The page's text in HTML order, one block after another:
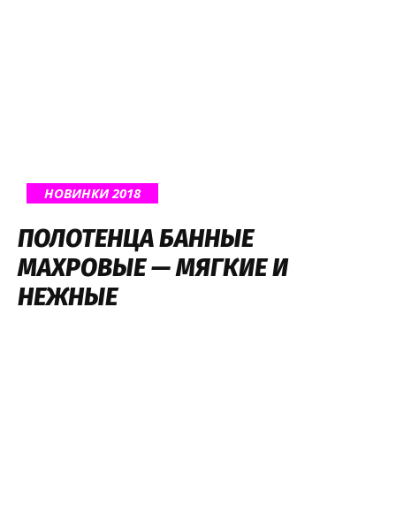
НОВИНКИ 2018
ПОЛОТЕНЦА БАННЫЕ
МАХРОВЫЕ — МЯГКИЕ И
НЕЖНЫЕ